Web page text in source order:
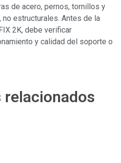
de acero, pernos, tornillos y
estructurales. Antes de la
2K, debe verificar
y calidad del soporte o